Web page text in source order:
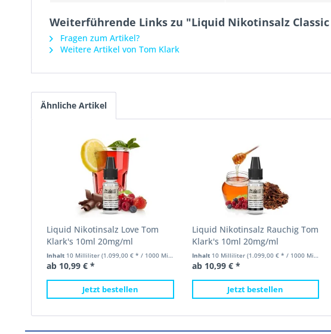
Weiterführende Links zu "Liquid Nikotinsalz
Fragen zum Artikel?
Weitere Artikel von Tom Klark
Ähnliche Artikel
Liquid Nikotinsalz Love Tom
Klark's 10ml 20mg/ml
Inhalt 10 Milliliter (1.099,00 € * / 1000 Milliliter)
ab 10,99 € *
Jetzt bestellen
Liquid Nikotinsalz Rauchig Tom
Klark's 10ml 20mg/ml
Inhalt 10 Milliliter (1.099,00 € * / 1000 Milliliter)
ab 10,99 € *
Jetzt bestellen